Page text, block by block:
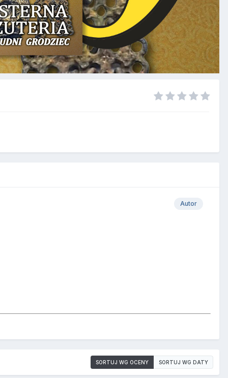
Autor
SORTUJ WG OCENY SORTUJ WG DATY